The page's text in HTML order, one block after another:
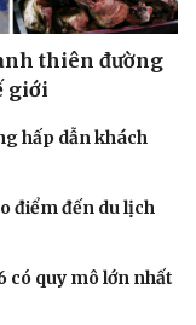
thiên đường
giới
hấp dẫn khách
điểm đến du lịch
có quy mô lớn nhất